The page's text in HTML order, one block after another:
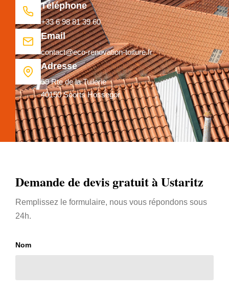
Téléphone
+33 6 98 81 39 60
Email
contact@eco-renovation-toiture.fr
Adresse
59 Rte de la Tuilerie
40150 Soorts Hossegor
Demande de devis gratuit à Ustaritz
Remplissez le formulaire, nous vous répondons sous
24h.
Nom